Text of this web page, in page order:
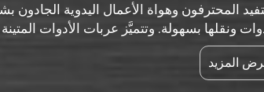
المحترفون وهواة الأعمال اليدوية الجادون
على الحركة. ومن أفضل ما تتميز به هذه
المزيد